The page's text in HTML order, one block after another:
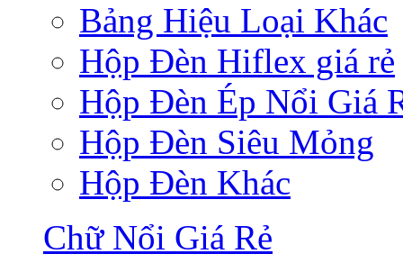
Bảng Hiệu Loại Khác
Hộp Đèn Hiflex giá rẻ
Hộp Đèn Ép Nổi Giá
Hộp Đèn Siêu Mỏng
Hộp Đèn Khác
Chữ Nổi Giá Rẻ